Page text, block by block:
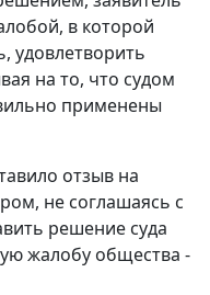
в которой
удовлетворить
на то, что судом
применены
отзыв на
не соглашаясь с
решение суда
жалобу общества -